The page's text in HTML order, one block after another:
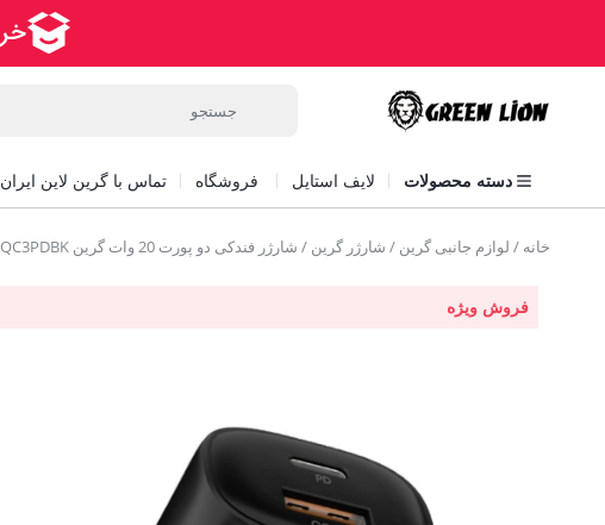
دسته محصولات لایف استایل فروشگاه تماس با گرین لاین ایران
خانه / لوازم جانبی گرین / شارژر گرین / شارژر فندکی دو پورت 20 وات گرین Green Doul Port Car charger PD+QC3.0 GNCQC3PDBK
فروش ویژه